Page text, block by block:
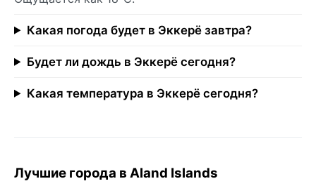
Какая погода будет в Эккерё завтра?
Будет ли дождь в Эккерё сегодня?
Какая температура в Эккерё сегодня?
Лучшие города в Aland Islands